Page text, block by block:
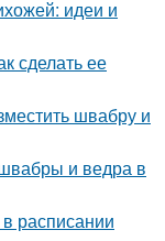
идеи и
сделать ее
швабру и
и ведра в
расписании